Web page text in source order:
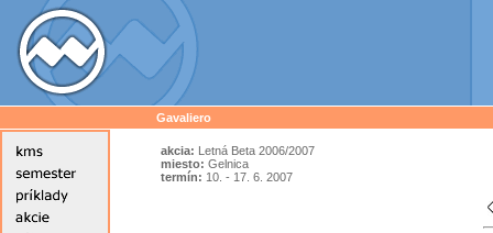
Gavaliero
akcia: Letná Beta 2006/2007
miesto: Gelnica
termín: 10. - 17. 6. 2007